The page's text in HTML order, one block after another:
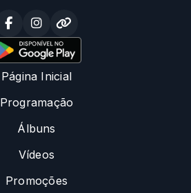
Página Inicial
Programação
Álbuns
Vídeos
Promoções